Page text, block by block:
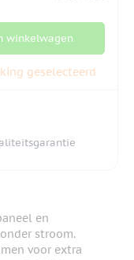
winkelwagen
geselecteerd
en
stroom.
voor extra